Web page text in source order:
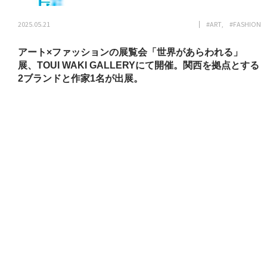
2025.05.21 #ART #FASHION
アート×ファッションの展覧会「世界があらわれる」
展、TOUI WAKI GALLERYにて開催。関西を拠点とする
2ブランドと作家1名が出展。